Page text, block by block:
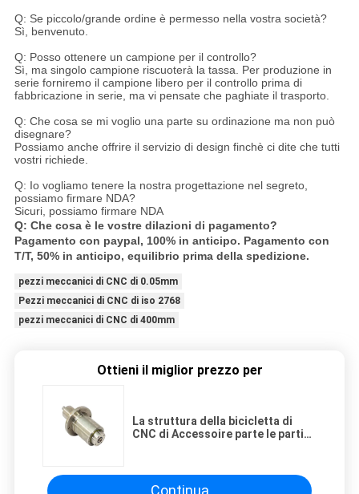
Q: Se piccolo/grande ordine è permesso nella vostra società?
Sì, benvenuto.
Q: Posso ottenere un campione per il controllo?
Sì, ma singolo campione riscuoterà la tassa. Per produzione in
serie forniremo il campione libero per il controllo prima di
fabbricazione in serie, ma vi pensate che paghiate il trasporto.
Q: Che cosa se mi voglio una parte su ordinazione ma non può
disegnare?
Possiamo anche offrire il servizio di design finchè ci dite che tutti
vostri richiede.
Q: Io vogliamo tenere la nostra progettazione nel segreto,
possiamo firmare NDA?
Sicuri, possiamo firmare NDA
Q: Che cosa è le vostre dilazioni di pagamento?
Pagamento con paypal, 100% in anticipo. Pagamento con
T/T, 50% in anticipo, equilibrio prima della spedizione.
pezzi meccanici di CNC di 0.05mm
Pezzi meccanici di CNC di iso 2768
pezzi meccanici di CNC di 400mm
Ottieni il miglior prezzo per
La struttura della bicicletta di
CNC di Accessoire parte le parti
Continua